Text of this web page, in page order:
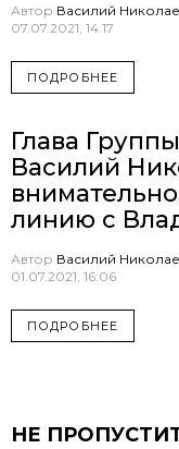
Автор Василий
07.07.2021, 14:17
ПОДРОБНЕЕ
Глава
Василий
линию с
Автор Василий
01.07.2021, 16:06
ПОДРОБНЕЕ
НЕ